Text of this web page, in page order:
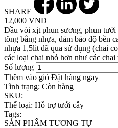
SHARE
12,000 VND
Đầu vòi xịt phun sương, phun tưới
tông bằng nhựa, đảm bảo độ bền
nhựa 1,5lit đã qua sử dụng (chai
các loại chai nhỏ hơn như các
Số lượng
Thêm vào giỏ Đặt hàng ngay
Tình trạng: Còn hàng
SKU:
Thể loại: Hỗ trợ tưới cây
Tags:
SẢN PHẨM TƯƠNG TỰ